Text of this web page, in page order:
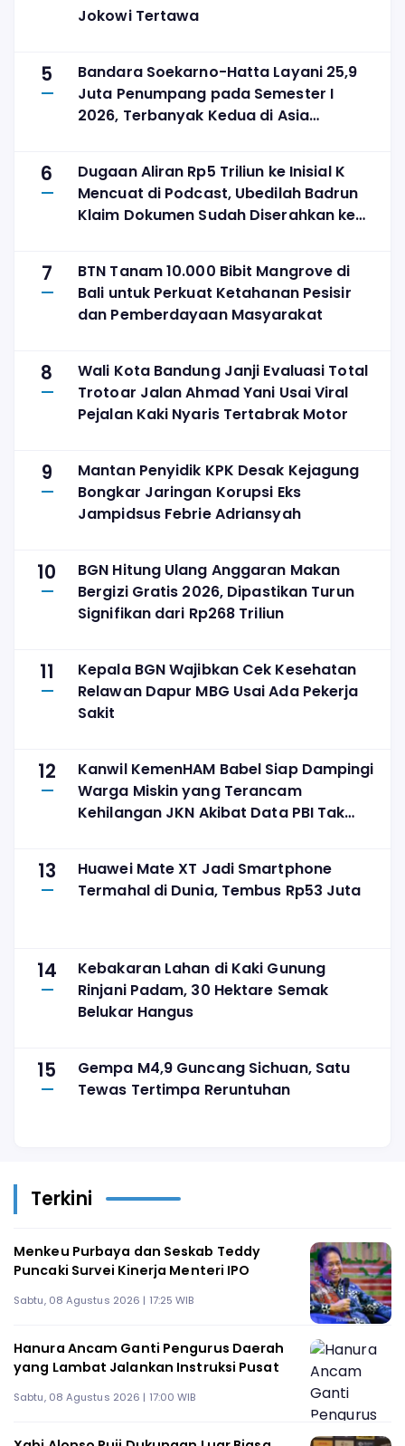
Jokowi Tertawa
5
Bandara Soekarno-Hatta Layani 25,9
Juta Penumpang pada Semester I
2026, Terbanyak Kedua di Asia
6
Dugaan Aliran Rp5 Triliun ke Inisial K
Mencuat di Podcast, Ubedilah Badrun
Klaim Dokumen Sudah Diserahkan ke
7
BTN Tanam 10.000 Bibit Mangrove di
Bali untuk Perkuat Ketahanan Pesisir
dan Pemberdayaan Masyarakat
8
Wali Kota Bandung Janji Evaluasi Total
Trotoar Jalan Ahmad Yani Usai Viral
Pejalan Kaki Nyaris Tertabrak Motor
9
Mantan Penyidik KPK Desak Kejagung
Bongkar Jaringan Korupsi Eks
Jampidsus Febrie Adriansyah
10
BGN Hitung Ulang Anggaran Makan
Bergizi Gratis 2026, Dipastikan Turun
Signifikan dari Rp268 Triliun
11
Kepala BGN Wajibkan Cek Kesehatan
Relawan Dapur MBG Usai Ada Pekerja
Sakit
12
Kanwil KemenHAM Babel Siap Dampingi
Warga Miskin yang Terancam
Kehilangan JKN Akibat Data PBI Tak
13
Huawei Mate XT Jadi Smartphone
Termahal di Dunia, Tembus Rp53 Juta
14
Kebakaran Lahan di Kaki Gunung
Rinjani Padam, 30 Hektare Semak
Belukar Hangus
15
Gempa M4,9 Guncang Sichuan, Satu
Tewas Tertimpa Reruntuhan
Terkini
Menkeu Purbaya dan Seskab Teddy
Puncaki Survei Kinerja Menteri IPO
Sabtu, 08 Agustus 2026 | 17:25 WIB
Hanura Ancam Ganti Pengurus Daerah
yang Lambat Jalankan Instruksi Pusat
Sabtu, 08 Agustus 2026 | 17:00 WIB